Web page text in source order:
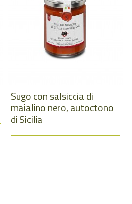
Sugo con salsiccia di
maialino nero, autoctono
di Sicilia